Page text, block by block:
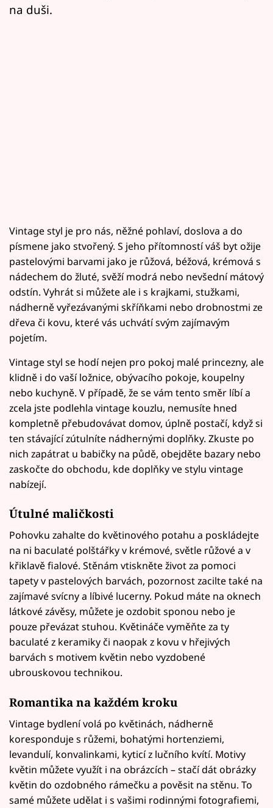
Sledujte nás
na duši.
Vintage styl je pro nás, něžné pohlaví, doslova a do
písmene jako stvořený. S jeho přítomností váš byt ožije
pastelovými barvami jako je růžová, béžová, krémová s
nádechem do žluté, svěží modrá nebo nevšední mátový
odstín. Vyhrát si můžete ale i s krajkami, stužkami,
nádherně vyřezávanými skříňkami nebo drobnostmi ze
dřeva či kovu, které vás uchvátí svým zajímavým
pojetím.
Vintage styl se hodí nejen pro pokoj malé princezny, ale
klidně i do vaší ložnice, obývacího pokoje, koupelny
nebo kuchyně. V případě, že se vám tento směr líbí a
zcela jste podlehla vintage kouzlu, nemusíte hned
kompletně přebudovávat domov, úplně postačí, když si
ten stávající zútulníte nádhernými doplňky. Zkuste po
nich zapátrat u babičky na půdě, obejděte bazary nebo
zaskočte do obchodu, kde doplňky ve stylu vintage
nabízejí.
Útulné maličkosti
Pohovku zahalte do květinového potahu a poskládejte
na ni baculaté polštářky v krémové, světle růžové a v
křiklavě fialové. Stěnám vtiskněte život za pomoci
tapety v pastelových barvách, pozornost zacilte také na
zajímavé svícny a líbivé lucerny. Pokud máte na oknech
látkové závěsy, můžete je ozdobit sponou nebo je
pouze převázat stuhou. Květináče vyměňte za ty
baculaté z keramiky či naopak z kovu v hřejivých
barvách s motivem květin nebo vyzdobené
ubrouskovou technikou.
Romantika na každém kroku
Vintage bydlení volá po květinách, nádherně
koresponduje s růžemi, bohatými hortenziemi,
levandulí, konvalinkami, kyticí z lučního kvítí. Motivy
květin můžete využít i na obrázcích – stačí dát obrázky
květin do ozdobného rámečku a pověsit na stěnu. To
samé můžete udělat i s vašimi rodinnými fotografiemi,